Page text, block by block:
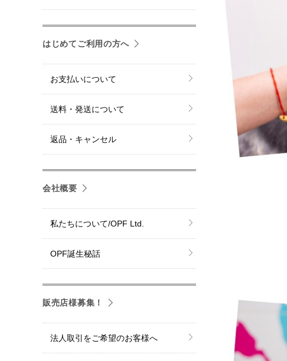
はじめてご利用の方へ
お支払いについて
送料・発送について
返品・キャンセル
会社概要
私たちについて/OPF Ltd.
OPF誕生秘話
販売店様募集！
法人取引をご希望のお客様へ